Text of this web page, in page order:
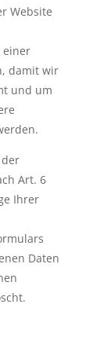
Website
einer
damit wir
und um
Art. 6
Ihrer
Daten